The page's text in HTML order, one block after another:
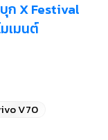
ก X Festival
เมนต์
V70